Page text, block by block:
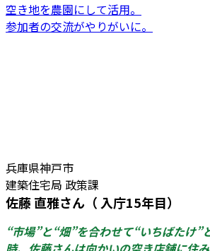
空き地を農園にして活用。
参加者の交流がやりがいに。
兵庫県神戸市
建築住宅局 政策課
佐藤 直雅さん（ 入庁15年目）
“市場”と“畑”を合わせて“いちばたけ”